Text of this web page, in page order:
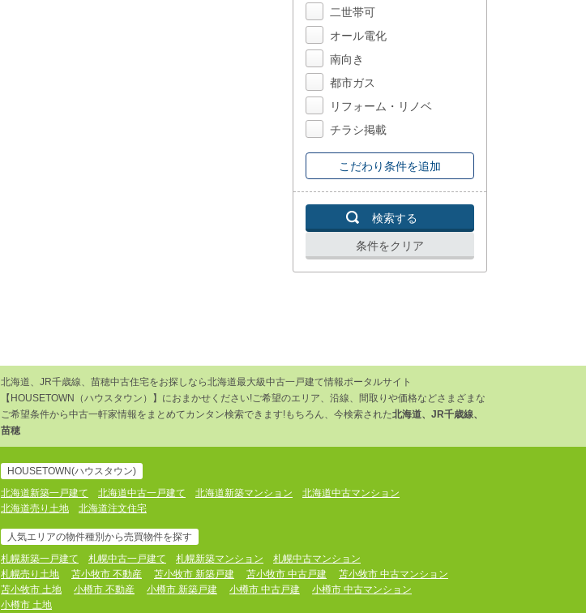
二世帯可
オール電化
南向き
都市ガス
リフォーム・リノベ
チラシ掲載
こだわり条件を追加
検索する
条件をクリア
北海道、JR千歳線、苗穂中古住宅をお探しなら北海道最大級中古一戸建て情報ポータルサイト
【HOUSETOWN（ハウスタウン）】におまかせください!ご希望のエリア、沿線、間取りや価格などさまざまな
ご希望条件から中古一軒家情報をまとめてカンタン検索できます!もちろん、今検索された北海道、JR千歳線、
苗穂
HOUSETOWN(ハウスタウン)
北海道新築一戸建て
北海道中古一戸建て 北海道新築マンション
北海道中古マンション
北海道売り土地
北海道注文住宅
人気エリアの物件種別から売買物件を探す
札幌新築一戸建て
札幌中古一戸建て 札幌新築マンション
札幌中古マンション
札幌売り土地
苫小牧市 不動産 苫小牧市 新築戸建 苫小牧市 中古戸建
苫小牧市 中古マンション
苫小牧市 土地
小樽市 不動産 小樽市 新築戸建 小樽市 中古戸建
小樽市 中古マンション
小樽市 土地